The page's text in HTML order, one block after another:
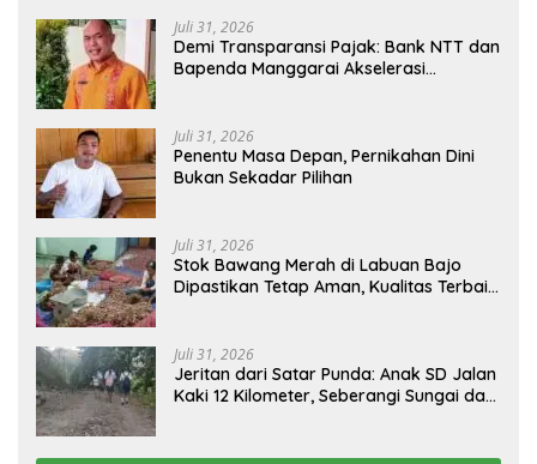
Juli 31, 2026
​Demi Transparansi Pajak: Bank NTT dan
Bapenda Manggarai Akselerasi
Juli 31, 2026
Penentu Masa Depan, Pernikahan Dini
Bukan Sekadar Pilihan
Juli 31, 2026
Stok Bawang Merah di Labuan Bajo
Dipastikan Tetap Aman, Kualitas Terbaik
Juli 31, 2026
Jeritan dari Satar Punda: Anak SD Jalan
Kaki 12 Kilometer, Seberangi Sungai dan